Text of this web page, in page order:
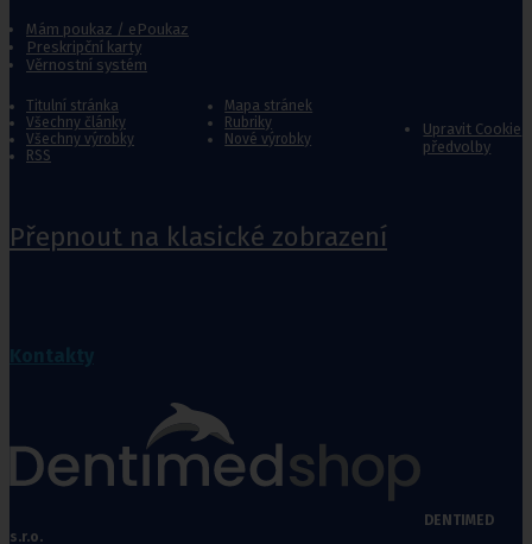
Mám poukaz / ePoukaz
Preskripční karty
Věrnostní systém
Titulní stránka
Mapa stránek
Všechny články
Rubriky
Všechny výrobky
Nové výrobky
RSS
Upravit Cookie
předvolby
Přepnout na klasické zobrazení
DENTIMED
s.r.o.